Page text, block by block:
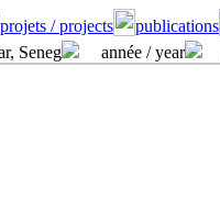
projets / projects publications
Seneg année / year